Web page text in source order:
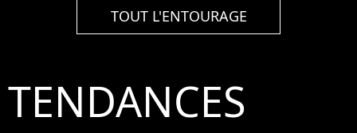
TOUT L'ENTOURAGE
TENDANCES